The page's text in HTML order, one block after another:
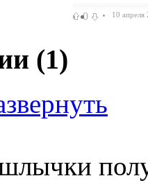
0 10
(1)